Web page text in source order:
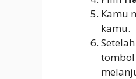
Kamu
kamu.
tombol